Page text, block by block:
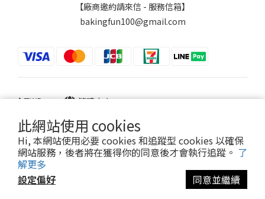
此網站使用 cookies
Hi, 本網站使用必要 cookies 和追蹤型 cookies 以確保
網站服務，後者將在獲得你的同意後才會執行追蹤。 了
解更多
設定偏好
同意並繼續
【廠商邀約請來信 - 服務信箱】
bakingfun100@gmail.com
$TWD 繁體中文